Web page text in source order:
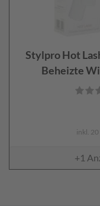
Stylpro Hot
Beheizte
inkl. 20
+1